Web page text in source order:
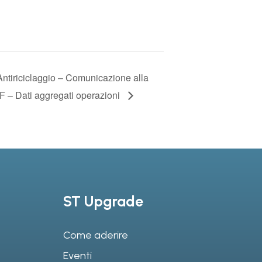
– Comunicazione alla
– Dati aggregati operazioni
ST Upgrade
Come aderire
Eventi